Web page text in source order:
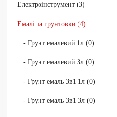
Електроінструмент (3)
Емалі та грунтовки (4)
- Грунт емалевий 1л (0)
- Грунт емалевий 3л (0)
- Грунт емаль 3в1 1л (0)
- Грунт емаль 3в1 3л (0)